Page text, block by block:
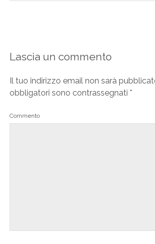
Lascia un commento
Il tuo indirizzo email non sarà
obbligatori sono contrassegnati *
Commento